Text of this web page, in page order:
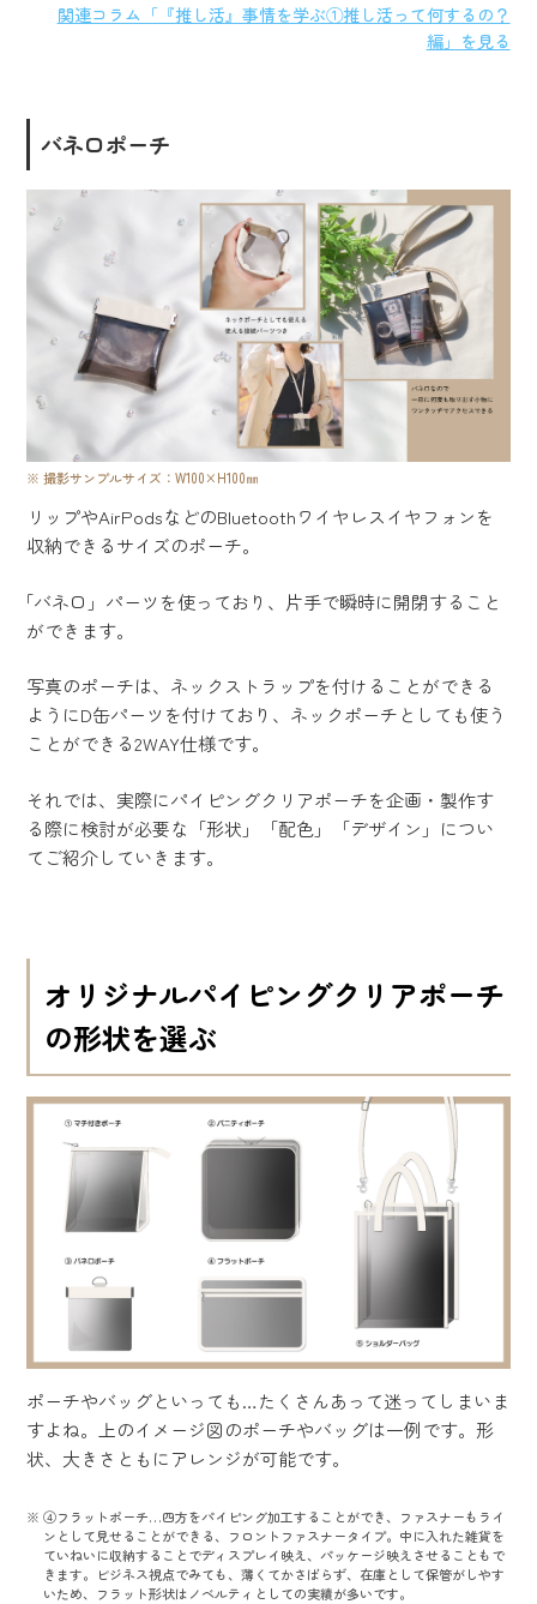
関連コラム「『推し活』事情を学ぶ①推し活って何するの？
編」を見る
バネ口ポーチ
撮影サンプルサイズ：W100×H100㎜
リップやAirPodsなどのBluetoothワイヤレスイヤフォンを
収納できるサイズのポーチ。
「バネ口」パーツを使っており、片手で瞬時に開閉すること
ができます。
写真のポーチは、ネックストラップを付けることができる
ようにD缶パーツを付けており、ネックポーチとしても使う
ことができる2WAY仕様です。
それでは、実際にパイピングクリアポーチを企画・製作す
る際に検討が必要な「形状」「配色」「デザイン」につい
てご紹介していきます。
オリジナルパイピングクリアポーチ
の形状を選ぶ
ポーチやバッグといっても…たくさんあって迷ってしまいま
すよね。上のイメージ図のポーチやバッグは一例です。形
状、大きさともにアレンジが可能です。
④フラットポーチ…四方をパイピング加工することができ、ファスナーもライ
ンとして見せることができる、フロントファスナータイプ。中に入れた雑貨を
ていねいに収納することでディスプレイ映え、パッケージ映えさせることもで
きます。ビジネス視点でみても、薄くてかさばらず、在庫として保管がしやす
いため、フラット形状はノベルティとしての実績が多いです。